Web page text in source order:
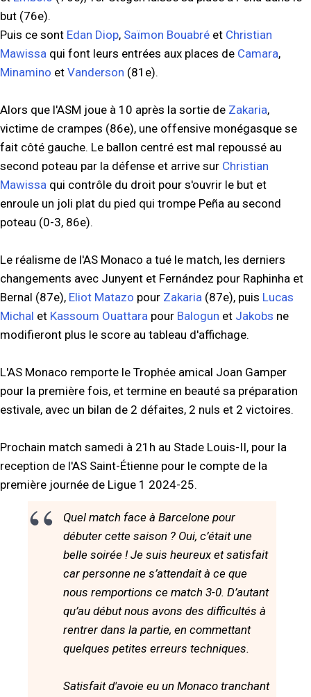
but (76e).
Puis ce sont Edan Diop, Saïmon Bouabré et Christian
Mawissa qui font leurs entrées aux places de Camara,
Minamino et Vanderson (81e).
Alors que l'ASM joue à 10 après la sortie de Zakaria,
victime de crampes (86e), une offensive monégasque se
fait côté gauche. Le ballon centré est mal repoussé au
second poteau par la défense et arrive sur Christian
Mawissa qui contrôle du droit pour s'ouvrir le but et
enroule un joli plat du pied qui trompe Peña au second
poteau (0-3, 86e).
Le réalisme de l'AS Monaco a tué le match, les derniers
changements avec Junyent et Fernández pour Raphinha et
Bernal (87e), Eliot Matazo pour Zakaria (87e), puis Lucas
Michal et Kassoum Ouattara pour Balogun et Jakobs ne
modifieront plus le score au tableau d'affichage.
L'AS Monaco remporte le Trophée amical Joan Gamper
pour la première fois, et termine en beauté sa préparation
estivale, avec un bilan de 2 défaites, 2 nuls et 2 victoires.
Prochain match samedi à 21h au Stade Louis-II, pour la
reception de l'AS Saint-Étienne pour le compte de la
première journée de Ligue 1 2024-25.
Quel match face à Barcelone pour
débuter cette saison ? Oui, c’était une
belle soirée ! Je suis heureux et satisfait
car personne ne s’attendait à ce que
nous remportions ce match 3-0. D’autant
qu’au début nous avons des difficultés à
rentrer dans la partie, en commettant
quelques petites erreurs techniques.
Satisfait d'avoie eu un Monaco tranchant